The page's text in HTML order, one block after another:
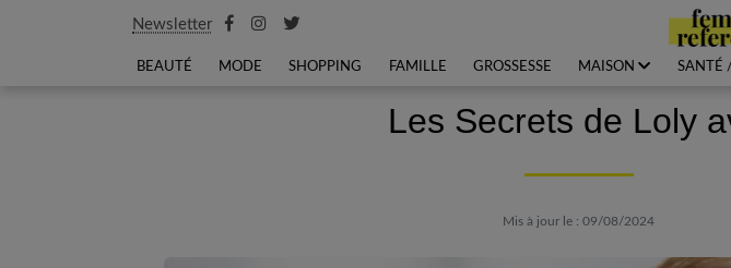
Newsletter
BEAUTÉ MODE SHOPPING FAMILLE GROSSESSE MAISON SANTÉ
Les Secrets de Loly
Mis à jour le : 09/08/2024